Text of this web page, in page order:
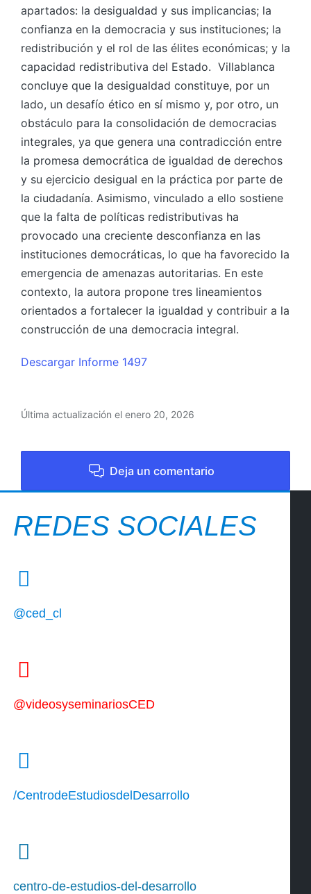
apartados: la desigualdad y sus implicancias; la
confianza en la democracia y sus instituciones; la
redistribución y el rol de las élites económicas; y la
capacidad redistributiva del Estado. Villablanca
concluye que la desigualdad constituye, por un
lado, un desafío ético en sí mismo y, por otro, un
obstáculo para la consolidación de democracias
integrales, ya que genera una contradicción entre
la promesa democrática de igualdad de derechos
y su ejercicio desigual en la práctica por parte de
la ciudadanía. Asimismo, vinculado a ello sostiene
que la falta de políticas redistributivas ha
provocado una creciente desconfianza en las
instituciones democráticas, lo que ha favorecido la
emergencia de amenazas autoritarias. En este
contexto, la autora propone tres lineamientos
orientados a fortalecer la igualdad y contribuir a la
construcción de una democracia integral.
Descargar Informe 1497
Última actualización el enero 20, 2026
Deja un comentario
REDES SOCIALES
@ced_cl
@videosyseminariosCED
/CentrodeEstudiosdelDesarrollo
centro-de-estudios-del-desarrollo